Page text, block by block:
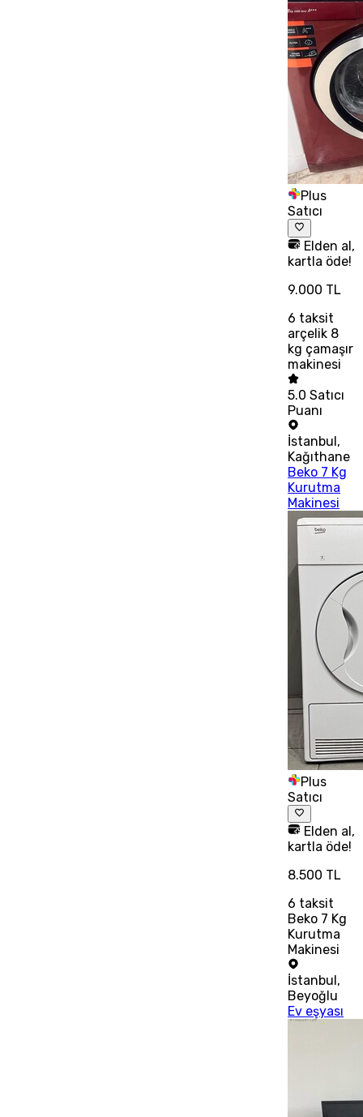
Plus
Satıcı
Elden al,
kartla öde!
9.000 TL
6 taksit
arçelik 8
kg çamaşır
makinesi
5.0 Satıcı
Puanı
İstanbul,
Kağıthane
Beko 7 Kg
Kurutma
Makinesi
Plus
Satıcı
Elden al,
kartla öde!
8.500 TL
6 taksit
Beko 7 Kg
Kurutma
Makinesi
İstanbul,
Beyoğlu
Ev eşyası